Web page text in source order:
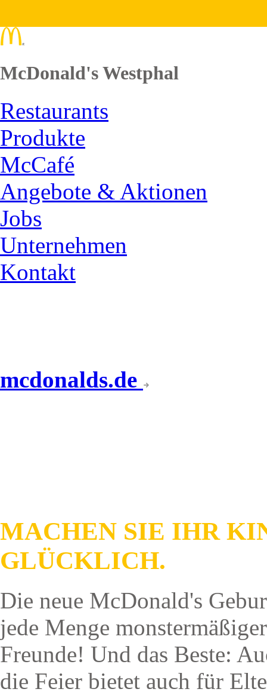
McDonald's Westphal
Restaurants
Produkte
McCafé
Angebote & Aktionen
Jobs
Unternehmen
Kontakt
mcdonalds.de
MACHEN SIE IHR
GLÜCKLICH.
Die neue McDonald's
jede Menge
Freunde! Und das Beste:
die Feier bietet auch für